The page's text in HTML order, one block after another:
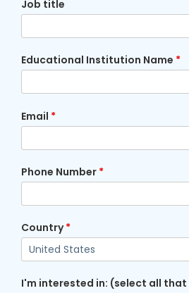
Job title
Educational Institution Name *
Email *
Phone Number *
Country *
I'm interested in: (select all